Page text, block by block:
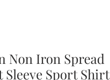
Non Iron Spread
Sleeve Sport Shirt